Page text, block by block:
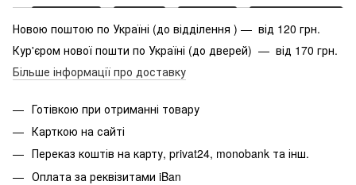
Новою поштою по Україні (до відділення ) — від 120 грн.
Кур'єром нової пошти по Україні (до дверей) — від 170 грн.
Більше інформації про доставку
Готівкою при отриманні товару
Карткою на сайті
Переказ коштів на карту, privat24, monobank та інш.
Оплата за реквізитами iBan